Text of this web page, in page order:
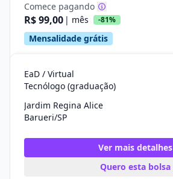
Comece pagando
R$ 99,00 | mês -81%
Mensalidade grátis
EaD / Virtual
Tecnólogo (graduação)
Jardim Regina Alice
Barueri/SP
Ver mais detalhes
Quero esta bolsa